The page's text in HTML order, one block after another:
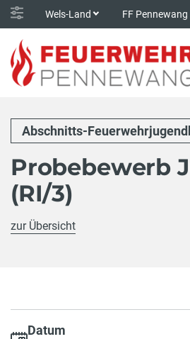
Wels-Land FF Pennewang
Abschnitts-
Probebewerb
(RI/3)
zur Übersicht
Datum